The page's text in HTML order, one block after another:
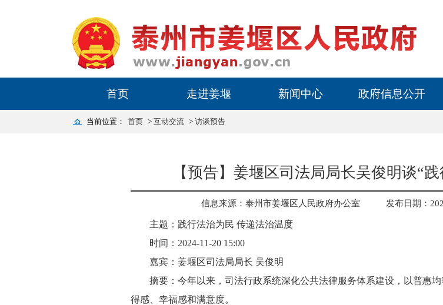
首页 走进姜堰 新闻中心 政府信息公开
当前位置： 首页 > 互动交流 > 访谈预告
【预告】姜堰区司法局局长吴俊明谈“
信息来源：泰州市姜堰区人民政府办公室 发布日期：
主题：践行法治为民 传递法治温度
时间：2024-11-20 15:00
嘉宾：姜堰区司法局局长 吴俊明
摘要：今年以来， 司法行政系统深化公共法律服务体系建设， 以普惠
得感、幸福感和满意度。